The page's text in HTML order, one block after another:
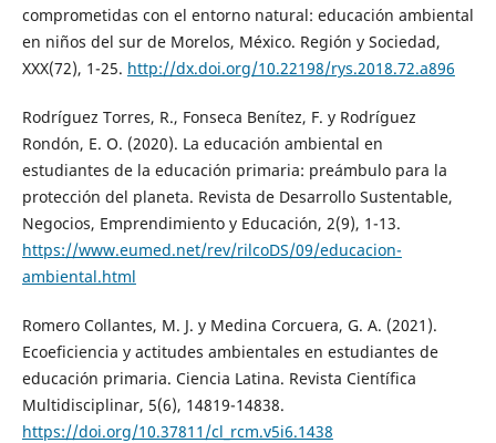
comprometidas con el entorno natural: educación ambiental
en niños del sur de Morelos, México. Región y Sociedad,
XXX(72), 1-25. http://dx.doi.org/10.22198/rys.2018.72.a896
Rodríguez Torres, R., Fonseca Benítez, F. y Rodríguez
Rondón, E. O. (2020). La educación ambiental en
estudiantes de la educación primaria: preámbulo para la
protección del planeta. Revista de Desarrollo Sustentable,
Negocios, Emprendimiento y Educación, 2(9), 1-13.
https://www.eumed.net/rev/rilcoDS/09/educacion-
ambiental.html
Romero Collantes, M. J. y Medina Corcuera, G. A. (2021).
Ecoeficiencia y actitudes ambientales en estudiantes de
educación primaria. Ciencia Latina. Revista Científica
Multidisciplinar, 5(6), 14819-14838.
https://doi.org/10.37811/cl_rcm.v5i6.1438